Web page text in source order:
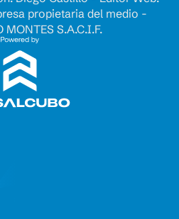
propietaria del medio -
MONTES S.A.C.I.F.